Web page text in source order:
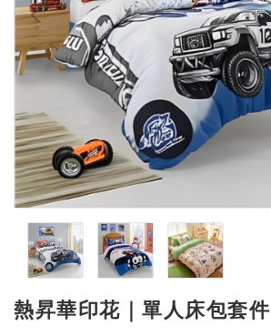
熱昇華印花｜單人床包套件